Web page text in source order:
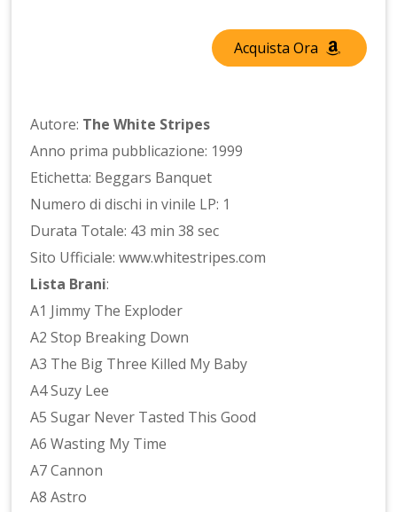
Acquista Ora
Autore: The White Stripes
Anno prima pubblicazione: 1999
Etichetta: Beggars Banquet
Numero di dischi in vinile LP: 1
Durata Totale: 43 min 38 sec
Sito Ufficiale: www.whitestripes.com
Lista Brani:
A1 Jimmy The Exploder
A2 Stop Breaking Down
A3 The Big Three Killed My Baby
A4 Suzy Lee
A5 Sugar Never Tasted This Good
A6 Wasting My Time
A7 Cannon
A8 Astro